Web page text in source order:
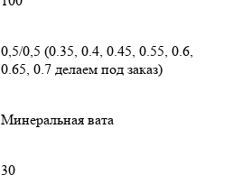
0,5/0,5 (0.35, 0.4, 0.45, 0.55, 0.6,
0.65, 0.7 делаем под заказ)
Минеральная вата
30